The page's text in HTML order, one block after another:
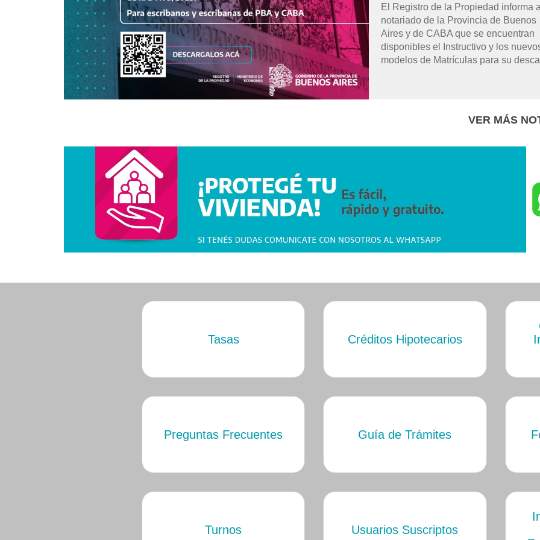
El Registro de la Propiedad informa
notariado de la Provincia de Buenos
Aires y de CABA que se encuentran
disponibles el Instructivo y los
modelos de Matrículas para su
VER MÁS
Tasas Créditos Hipotecarios
Preguntas Frecuentes Guía de Trámites
Turnos Usuarios Suscriptos